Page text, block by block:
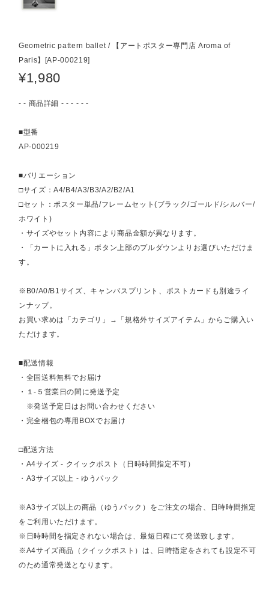
Geometric pattern ballet / 【アートポスター専門店 Aroma of
Paris】[AP-000219]
¥1,980
- - 商品詳細 - - - - - -
■型番
AP-000219
■バリエーション
□サイズ：A4/B4/A3/B3/A2/B2/A1
□セット：ポスター単品/フレームセット(ブラック/ゴールド/シルバー/
ホワイト)
・サイズやセット内容により商品金額が異なります。
・「カートに入れる」ボタン上部のプルダウンよりお選びいただけま
す。
※B0/A0/B1サイズ、キャンバスプリント、ポストカードも別途ライ
ンナップ。
お買い求めは「カテゴリ」→「規格外サイズアイテム」からご購入い
ただけます。
■配送情報
・全国送料無料でお届け
・１-５営業日の間に発送予定
※発送予定日はお問い合わせください
・完全梱包の専用BOXでお届け
□配送方法
・A4サイズ - クイックポスト（日時時間指定不可）
・A3サイズ以上 - ゆうパック
※A3サイズ以上の商品（ゆうパック）をご注文の場合、日時時間指定
をご利用いただけます。
※日時時間を指定されない場合は、最短日程にて発送致します。
※A4サイズ商品（クイックポスト）は、日時指定をされても設定不可
のため通常発送となります。